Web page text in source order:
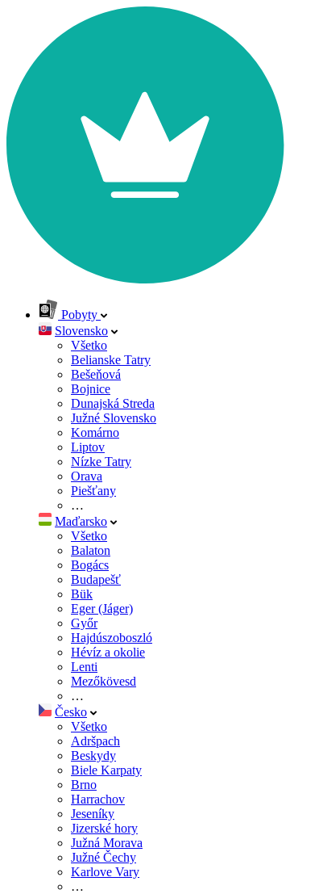
Pobyty
Slovensko
Všetko
Belianske Tatry
Bešeňová
Bojnice
Dunajská Streda
Južné Slovensko
Komárno
Liptov
Nízke Tatry
Orava
Piešťany
…
Maďarsko
Všetko
Balaton
Bogács
Budapešť
Bük
Eger (Jáger)
Győr
Hajdúszoboszló
Hévíz a okolie
Lenti
Mezőkövesd
…
Česko
Všetko
Adršpach
Beskydy
Biele Karpaty
Brno
Harrachov
Jeseníky
Jizerské hory
Južná Morava
Južné Čechy
Karlove Vary
…